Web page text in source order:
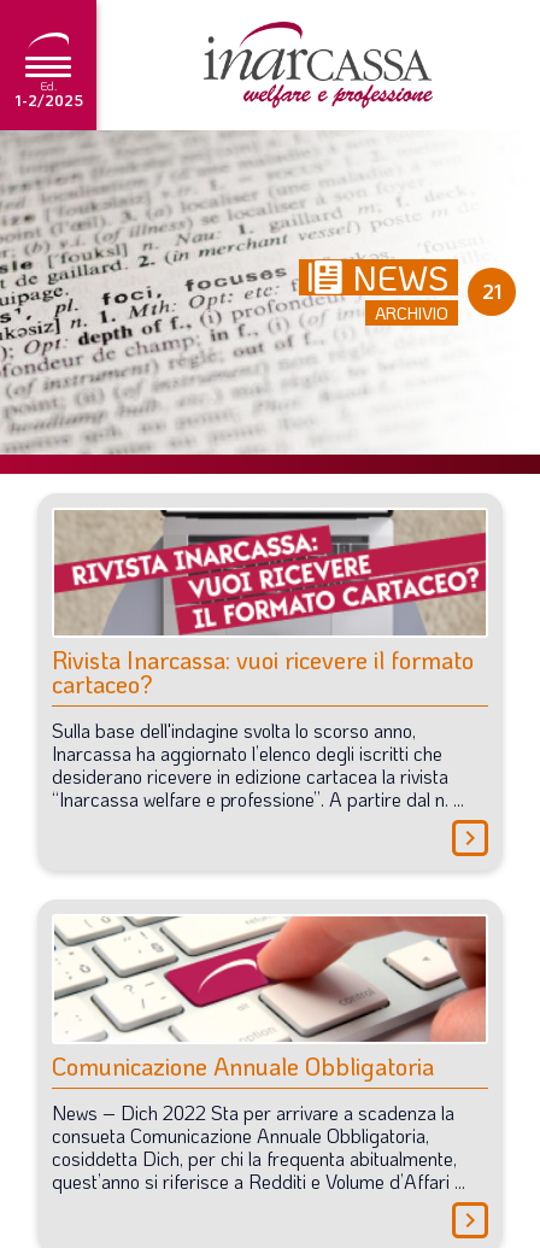
Ed.
1-2/2025
NEWS
EDITORIALE
TUTORIAL
SCADENZARIO
ARCHIVIO
Ultima edizione
1-2/2025
SOMMARIO
EDITORIALE
PREVIDENZA
FOCUS
PROFESSIONE
TERZA PAGINA
LE FOTO DEL FIL ROUGE
SCENARIO ECONOMICO
SPAZIO APERTO
GOVERNANCE
FONDAZIONE
ASSOCIAZIONI
LA VIGNETTA DI EVASIO
SPECIALE
NEWS
ARCHIVIO
21
Rivista Inarcassa: vuoi ricevere il formato
cartaceo?
Sulla base dell'indagine svolta lo scorso anno,
Inarcassa ha aggiornato l’elenco degli iscritti che
desiderano ricevere in edizione cartacea la rivista
“Inarcassa welfare e professione”. A partire dal n. ...
chevron_right
Comunicazione Annuale Obbligatoria
News – Dich 2022 Sta per arrivare a scadenza la
consueta Comunicazione Annuale Obbligatoria,
cosiddetta Dich, perchi la frequenta abitualmente,
quest’anno si riferisce a Redditi e Volume d’Affari ...
chevron_right